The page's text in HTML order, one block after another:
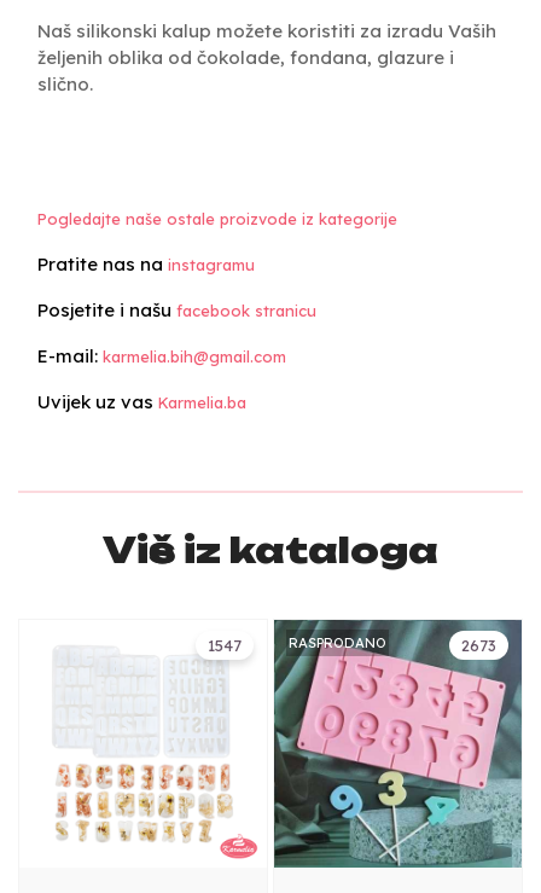
Naš silikonski kalup možete koristiti za izradu Vaših
željenih oblika od čokolade, fondana, glazure i
slično.
Pogledajte naše ostale proizvode iz kategorije
Pratite nas na instagramu
Posjetite i našu facebook stranicu
E-mail: karmelia.bih@gmail.com
Uvijek uz vas Karmelia.ba
Više iz kataloga
1547 2673
RASPRODANO